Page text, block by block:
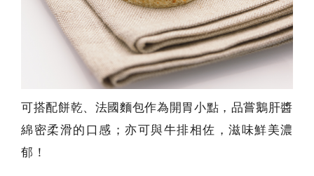
可搭配餅乾、法國麵包作為開胃小點，品嘗鵝肝醬
綿密柔滑的口感；亦可與牛排相佐，滋味鮮美濃
郁！